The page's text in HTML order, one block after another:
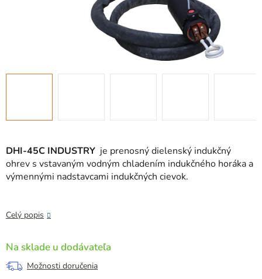
DHI-45C INDUSTRY je prenosný dielenský indukčný
ohrev s vstavaným vodným chladením indukčného horáka a
výmennými nadstavcami indukčných cievok.
Celý popis
Na sklade u dodávateľa
Možnosti doručenia